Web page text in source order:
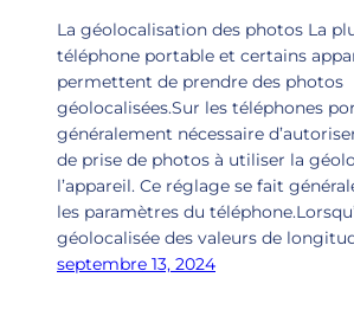
La géolocalisation des photos La
téléphone portable et certains
permettent de prendre des photos
géolocalisées.Sur les téléphones
généralement nécessaire
de prise de photos à utiliser la
l’appareil. Ce réglage se fait
les paramètres du
géolocalisée des valeurs de
septembre 13, 2024